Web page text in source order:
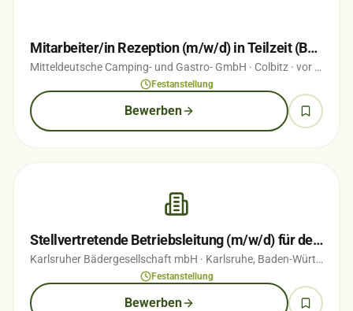
Mitarbeiter/in Rezeption (m/w/d) in Teilzeit (Bürogehilf(e/in))
Mitteldeutsche Camping- und Gastro- GmbH · Colbitz · vor 1 Wochen
Festanstellung
Bewerben
Stellvertretende Betriebsleitung (m/w/d) für den Campingplatz Durlach
Karlsruher Bädergesellschaft mbH · Karlsruhe, Baden-Württemberg
Festanstellung
Bewerben